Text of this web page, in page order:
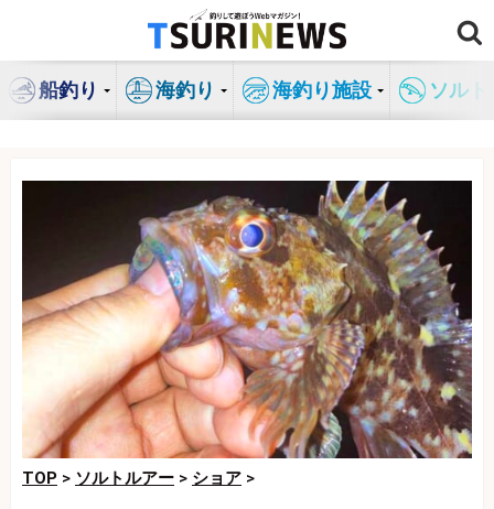
ン
船釣り 海釣り 海釣り施設 ソル
TOP > ソルトルアー > ショア >